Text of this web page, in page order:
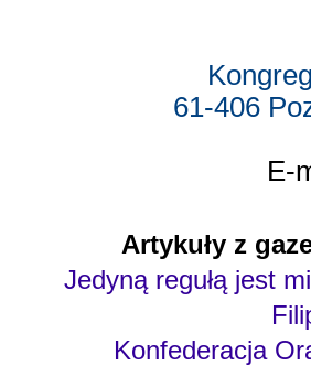
61-406
E-
Artykuły z
Jedyną regułą jest
Konfederacja